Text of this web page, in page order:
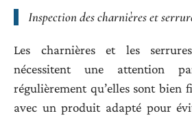
Inspection des charnières et
Les charnières et les
nécessitent une attention
régulièrement qu’elles sont bien
avec un produit adapté pour